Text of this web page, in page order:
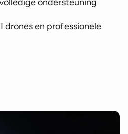
drones en professionele